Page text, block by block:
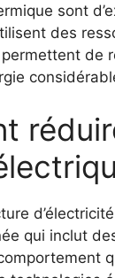
sont
des
de
qui inclut